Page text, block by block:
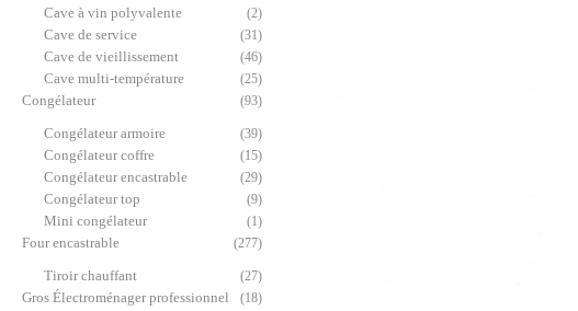
Cave à vin polyvalente (2)
Cave de service (31)
Cave de vieillissement (46)
Cave multi-température (25)
Congélateur (93)
Congélateur armoire (39)
Congélateur coffre (15)
Congélateur encastrable (29)
Congélateur top (9)
Mini congélateur (1)
Four encastrable (277)
Tiroir chauffant (27)
Gros Électroménager professionnel (18)